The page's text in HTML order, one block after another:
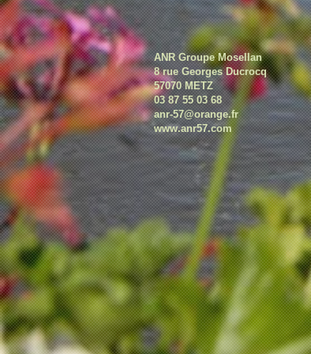
ANR Groupe Mosellan
8 rue Georges Ducrocq
57070 METZ
03 87 55 03 68
anr-57@orange.fr
www.